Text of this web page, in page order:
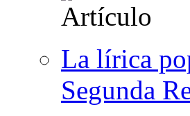
La lírica
Segunda